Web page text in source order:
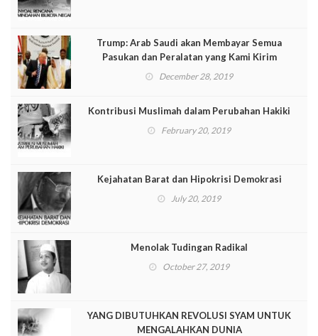
Trump: Arab Saudi akan Membayar Semua
Pasukan dan Peralatan yang Kami Kirim
December 28, 2019
Kontribusi Muslimah dalam Perubahan Hakiki
February 20, 2019
Kejahatan Barat dan Hipokrisi Demokrasi
July 20, 2019
Menolak Tudingan Radikal
October 27, 2019
YANG DIBUTUHKAN REVOLUSI SYAM UNTUK
MENGALAHKAN DUNIA